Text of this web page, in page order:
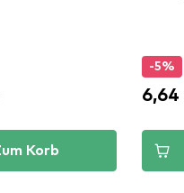
Korb
-5%
6,64